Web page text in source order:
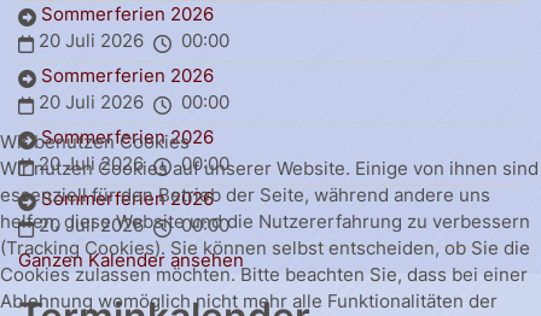
Sommerferien 2026
20 Juli 2026
00:00
Sommerferien 2026
20 Juli 2026
00:00
Sommerferien 2026
20 Juli 2026
00:00
Sommerferien 2026
20 Juli 2026
00:00
Ganzen Kalender ansehen
Wir benutzen Cookies
Wir nutzen Cookies auf unserer Website. Einige von ihnen sind
essenziell für den Betrieb der Seite, während andere uns
helfen, diese Website und die Nutzererfahrung zu verbessern
(Tracking Cookies). Sie können selbst entscheiden, ob Sie die
Cookies zulassen möchten. Bitte beachten Sie, dass bei einer
Ablehnung womöglich nicht mehr alle Funktionalitäten der